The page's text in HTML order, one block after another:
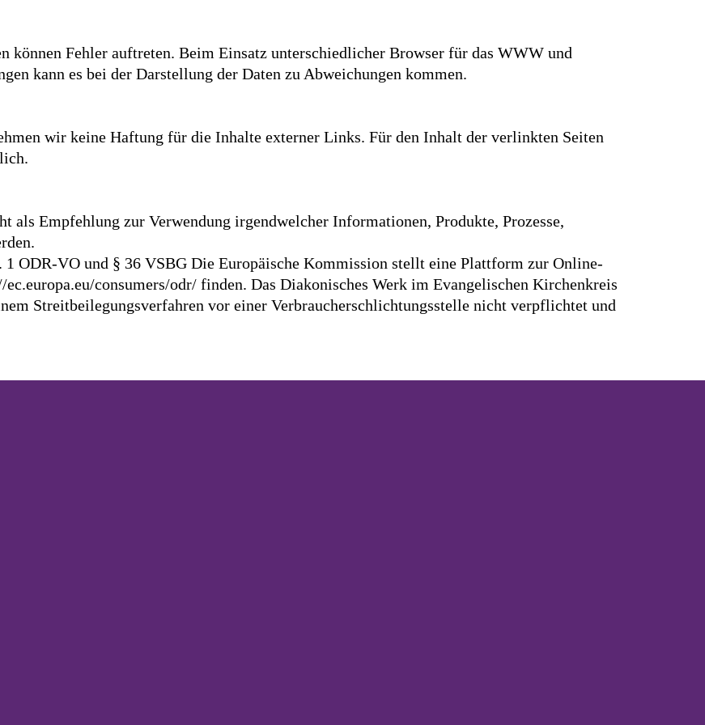
können Fehler auftreten. Beim Einsatz unterschiedlicher Browser für das WWW und
kann es bei der Darstellung der Daten zu Abweichungen kommen.
wir keine Haftung für die Inhalte externer Links. Für den Inhalt der verlinkten Seiten
als Empfehlung zur Verwendung irgendwelcher Informationen, Produkte, Prozesse,
ODR-VO und § 36 VSBG Die Europäische Kommission stellt eine Plattform zur Online-
ec.europa.eu/consumers/odr/ finden. Das Diakonisches Werk im Evangelischen Kirchenkreis
Streitbeilegungsverfahren vor einer Verbraucherschlichtungsstelle nicht verpflichtet und